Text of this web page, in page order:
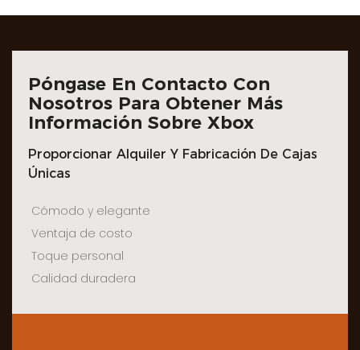
Póngase En Contacto Con
Nosotros Para Obtener Más
Información Sobre Xbox
Proporcionar Alquiler Y Fabricación De Cajas
Únicas
Cómodo y elegante
Ventaja de costo
Toque personal
Calidad duradera